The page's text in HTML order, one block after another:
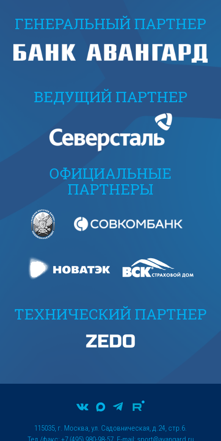
ГЕНЕРАЛЬНЫЙ ПАРТНЕР
ВЕДУЩИЙ ПАРТНЕР
ОФИЦИАЛЬНЫЕ
ПАРТНЕРЫ
ТЕХНИЧЕСКИЙ ПАРТНЕР
115035, г. Москва, ул. Садовническая, д.24, стр.6.